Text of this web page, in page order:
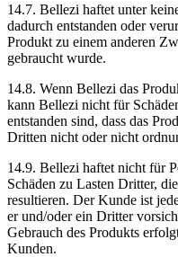
14.7. Bellezi haftet unter
dadurch entstanden oder
Produkt zu einem anderen
gebraucht wurde.
14.8. Wenn Bellezi das
kann Bellezi nicht für
entstanden sind, dass das
Dritten nicht oder nicht
14.9. Bellezi haftet nicht für
Schäden zu Lasten Dritter,
resultieren. Der Kunde ist
er und/oder ein Dritter
Gebrauch des Produkts
Kunden.